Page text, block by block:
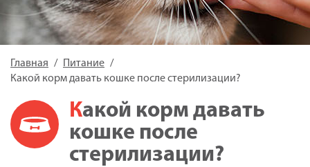
Главная
Питание
Какой корм давать кошке после стерилизации?
Какой корм давать
кошке после
стерилизации?